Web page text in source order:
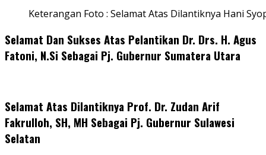
Keterangan Foto : Selamat Atas Dilantiknya Hani
Selamat Dan Sukses Atas Pelantikan Dr. Drs. H. Agus
Fatoni, N.Si Sebagai Pj. Gubernur Sumatera Utara
Selamat Atas Dilantiknya Prof. Dr. Zudan Arif
Fakrulloh, SH, MH Sebagai Pj. Gubernur Sulawesi
Selatan